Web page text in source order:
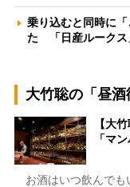
乗り込むと同時に
た 「日産ルークス
大竹聡の「昼酒
【大
「マ
お酒はいつ飲んでも